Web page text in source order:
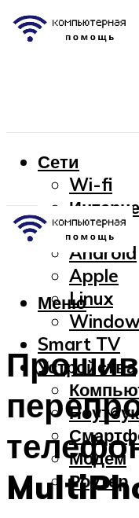
Сети
Wi-fi
OC
Android
Apple
Linux
Smart TV
Устройства
Ноутбук
Модем
Роутер
Меню